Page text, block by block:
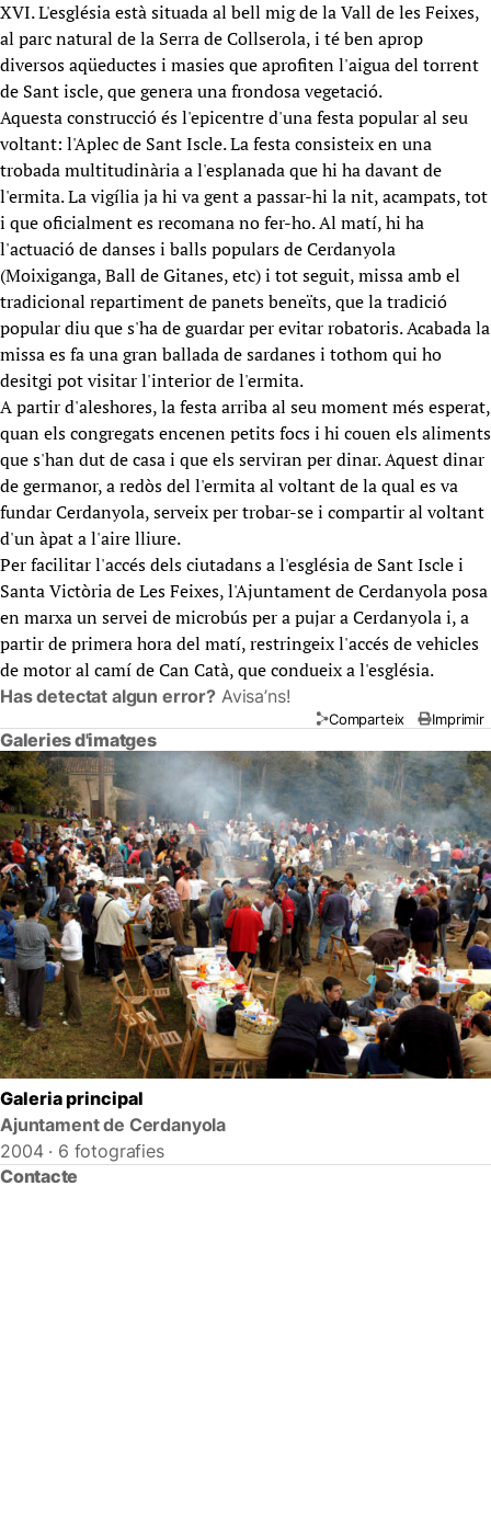
XVI. L'església està situada al bell mig de la Vall de les Feixes,
al parc natural de la Serra de Collserola, i té ben aprop
diversos aqüeductes i masies que aprofiten l'aigua del torrent
de Sant iscle, que genera una frondosa vegetació.
Aquesta construcció és l'epicentre d'una festa popular al seu
voltant: l'Aplec de Sant Iscle. La festa consisteix en una
trobada multitudinària a l'esplanada que hi ha davant de
l'ermita. La vigília ja hi va gent a passar-hi la nit, acampats, tot
i que oficialment es recomana no fer-ho. Al matí, hi ha
l'actuació de danses i balls populars de Cerdanyola
(Moixiganga, Ball de Gitanes, etc) i tot seguit, missa amb el
tradicional repartiment de panets beneïts, que la tradició
popular diu que s'ha de guardar per evitar robatoris. Acabada la
missa es fa una gran ballada de sardanes i tothom qui ho
desitgi pot visitar l'interior de l'ermita.
A partir d'aleshores, la festa arriba al seu moment més esperat,
quan els congregats encenen petits focs i hi couen els aliments
que s'han dut de casa i que els serviran per dinar. Aquest dinar
de germanor, a redòs del l'ermita al voltant de la qual es va
fundar Cerdanyola, serveix per trobar-se i compartir al voltant
d'un àpat a l'aire lliure.
Per facilitar l'accés dels ciutadans a l'església de Sant Iscle i
Santa Victòria de Les Feixes, l'Ajuntament de Cerdanyola posa
en marxa un servei de microbús per a pujar a Cerdanyola i, a
partir de primera hora del matí, restringeix l'accés de vehicles
de motor al camí de Can Catà, que condueix a l'església.
Has detectat algun error? Avisa’ns!
Comparteix Imprimir
Galeries d'imatges
Galeria principal
Ajuntament de Cerdanyola
2004 · 6 fotografies
Contacte